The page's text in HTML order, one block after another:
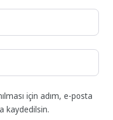
için adım, e-posta
kaydedilsin.